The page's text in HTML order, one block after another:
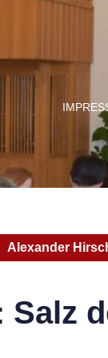
Alexander